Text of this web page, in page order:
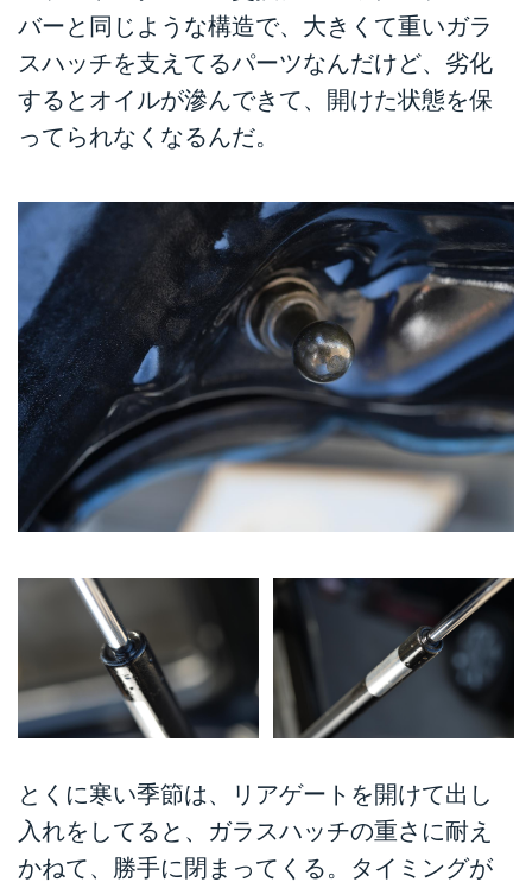
バーと同じような構造で、大きくて重いガラ
スハッチを支えてるパーツなんだけど、劣化
するとオイルが滲んできて、開けた状態を保
ってられなくなるんだ。
とくに寒い季節は、リアゲートを開けて出し
入れをしてると、ガラスハッチの重さに耐え
かねて、勝手に閉まってくる。タイミングが